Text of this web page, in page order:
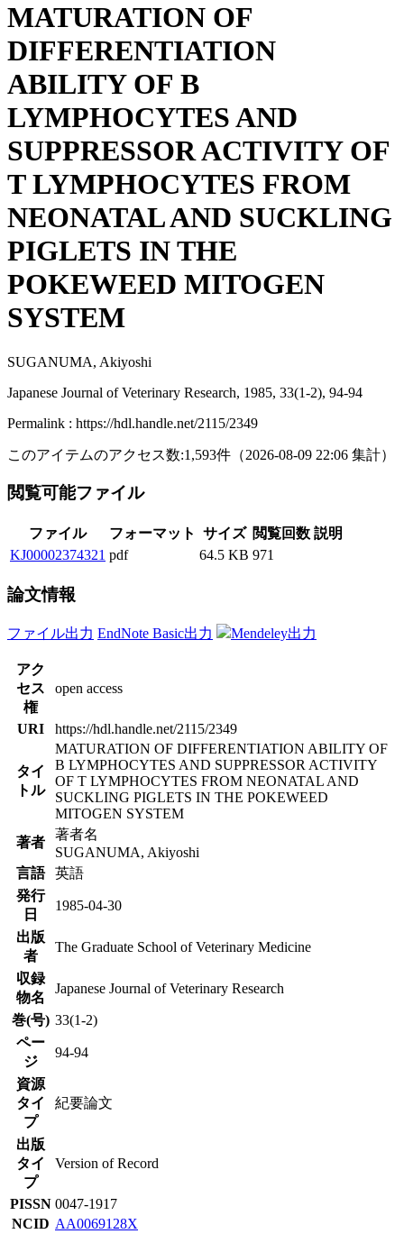
MATURATION OF
DIFFERENTIATION
ABILITY OF B
LYMPHOCYTES AND
SUPPRESSOR ACTIVITY OF
T LYMPHOCYTES FROM
NEONATAL AND SUCKLING
PIGLETS IN THE
POKEWEED MITOGEN
SYSTEM
SUGANUMA, Akiyoshi
Japanese Journal of Veterinary Research, 1985, 33(1-2), 94-94
Permalink : https://hdl.handle.net/2115/2349
このアイテムのアクセス数:1,593件 （2026-08-09 22:06 集計）
閲覧可能ファイル
ファイル フォーマット サイズ 閲覧回数 説明
KJ00002374321 pdf 64.5 KB 971
論文情報
ファイル出力 EndNote Basic出力 Mendeley出力
アク
セス
権
open access
URI https://hdl.handle.net/2115/2349
タイ
トル
MATURATION OF DIFFERENTIATION ABILITY OF
B LYMPHOCYTES AND SUPPRESSOR ACTIVITY
OF T LYMPHOCYTES FROM NEONATAL AND
SUCKLING PIGLETS IN THE POKEWEED
MITOGEN SYSTEM
著者
著者名
SUGANUMA, Akiyoshi
言語
英語
発行
日
1985-04-30
出版
者
The Graduate School of Veterinary Medicine
収録
物名
Japanese Journal of Veterinary Research
巻(号) 33(1-2)
ペー
ジ
94-94
資源
タイ
プ
紀要論文
出版
タイ
プ
Version of Record
PISSN 0047-1917
NCID AA0069128X